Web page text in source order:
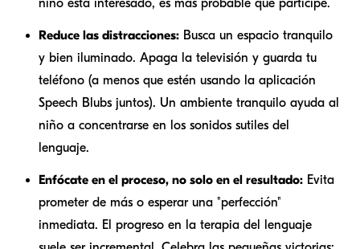
niño está interesado, es más probable que participe.
Reduce las distracciones: Busca un espacio tranquilo
y bien iluminado. Apaga la televisión y guarda tu
teléfono (a menos que estén usando la aplicación
Speech Blubs juntos). Un ambiente tranquilo ayuda al
niño a concentrarse en los sonidos sutiles del
lenguaje.
Enfócate en el proceso, no solo en el resultado: Evita
prometer de más o esperar una "perfección"
inmediata. El progreso en la terapia del lenguaje